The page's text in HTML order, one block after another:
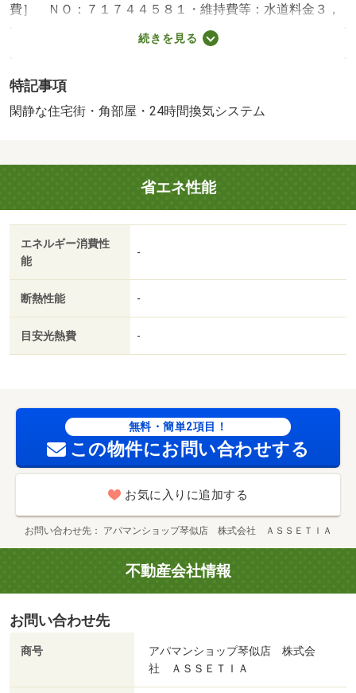
費］ ＮＯ：７１７４４５８１・維持費等：水道料金３，
３００円／月・★審査が心配・保証会社とトラブル
が、、、、そんな方もお任せください☆豊富な取り扱いで
索！市内全域当社でまとめて内覧・契約可能！・バイク置
場：なし・駐輪場：なし/水廻消毒料 27500円
続きを見る
特記事項
閑静な住宅街・角部屋・24時間換気システム
省エネ性能
エネルギー消費性
能
-
断熱性能 -
目安光熱費 -
無料・簡単2項目！
この物件にお問い合わせする
お気に入りに追加する
お問い合わせ先 アパマンショップ琴似店 株式会社 ＡＳＳＥＴＩＡ
不動産会社情報
お問い合わせ先
商号
アパマンショップ琴似店 株式会
社 ＡＳＳＥＴＩＡ